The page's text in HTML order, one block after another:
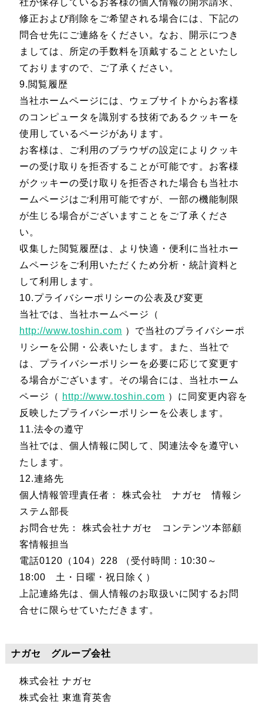
社が保存しているお客様の個人情報の開示請求、
修正および削除をご希望される場合には、下記の
問合せ先にご連絡をください。なお、開示につき
ましては、所定の手数料を頂戴することといたし
ておりますので、ご了承ください。
9.閲覧履歴
当社ホームページには、ウェブサイトからお客様
のコンピュータを識別する技術であるクッキーを
使用しているページがあります。
お客様は、ご利用のブラウザの設定によりクッキ
ーの受け取りを拒否することが可能です。お客様
がクッキーの受け取りを拒否された場合も当社ホ
ームページはご利用可能ですが、一部の機能制限
が生じる場合がございますことをご了承くださ
い。
収集した閲覧履歴は、より快適・便利に当社ホー
ムページをご利用いただくため分析・統計資料と
して利用します。
10.プライバシーポリシーの公表及び変更
当社では、当社ホームページ（
http://www.toshin.com ）で当社のプライバシーポ
リシーを公開・公表いたします。また、当社で
は、プライバシーポリシーを必要に応じて変更す
る場合がございます。その場合には、当社ホーム
ページ（ http://www.toshin.com ）に同変更内容を
反映したプライバシーポリシーを公表します。
11.法令の遵守
当社では、個人情報に関して、関連法令を遵守い
たします。
12.連絡先
個人情報管理責任者： 株式会社 ナガセ 情報シ
ステム部長
お問合せ先： 株式会社ナガセ コンテンツ本部顧
客情報担当
電話0120（104）228 （受付時間：10:30～
18:00 土・日曜・祝日除く）
上記連絡先は、個人情報のお取扱いに関するお問
合せに限らせていただきます。
ナガセ グループ会社
株式会社 ナガセ
株式会社 東進育英舎